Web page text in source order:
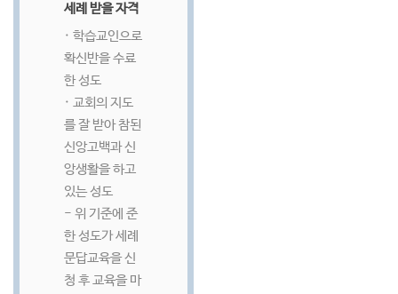
세례 받을 자격
· 학습교인으로
확신반을 수료
한 성도
· 교회의 지도
를 잘 받아 참된
신앙고백과 신
앙생활을 하고
있는 성도
- 위 기준에 준
한 성도가 세례
문답교육을 신
청 후 교육을 마